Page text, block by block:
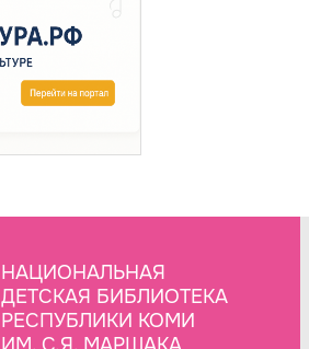
НАЦИОНАЛЬНАЯ
ДЕТСКАЯ БИБЛИОТЕКА
РЕСПУБЛИКИ КОМИ